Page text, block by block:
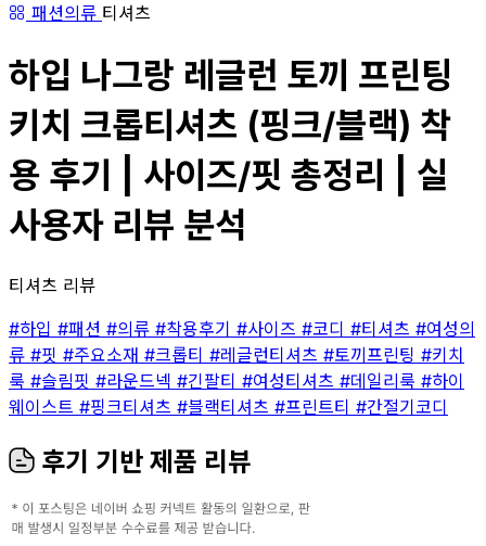
패션의류 티셔츠
하입 나그랑 레글런 토끼 프린팅
키치 크롭티셔츠 (핑크/블랙) 착
용 후기 | 사이즈/핏 총정리 | 실
사용자 리뷰 분석
티셔츠 리뷰
#하입 #패션 #의류 #착용후기 #사이즈 #코디 #티셔츠 #여성의
류 #핏 #주요소재 #크롭티 #레글런티셔츠 #토끼프린팅 #키치
룩 #슬림핏 #라운드넥 #긴팔티 #여성티셔츠 #데일리룩 #하이
웨이스트 #핑크티셔츠 #블랙티셔츠 #프린트티 #간절기코디
후기 기반 제품 리뷰